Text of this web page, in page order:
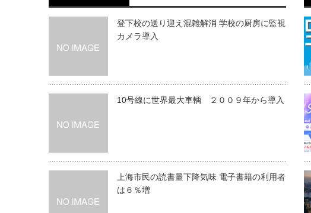
登下校の送り迎え混雑解消 学校の厨房に監視
カメラ導入
10号線に世界最大車輌 ２００９年から導入
上海市民の読書量下降気味 電子書籍の利用者
は６％増